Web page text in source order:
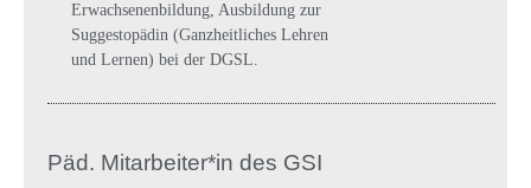
Erwachsenenbildung, Ausbildung zur
Suggestopädin (Ganzheitliches Lehren
und Lernen) bei der DGSL.
Päd. Mitarbeiter*in des GSI